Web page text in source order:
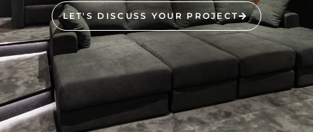
LET'S DISCUSS YOUR PROJECT